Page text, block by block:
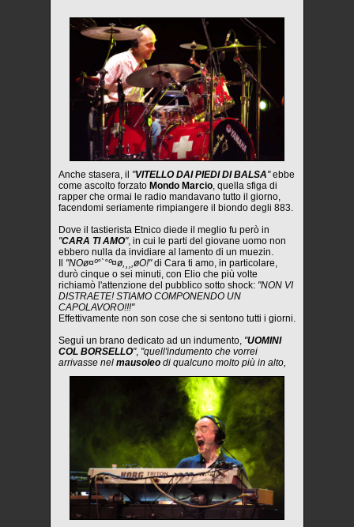
Anche stasera, il "VITELLO DAI PIEDI DI BALSA"ebbe
come ascolto forzato Mondo Marcio, quella sfiga di
rapper che ormai le radio mandavano tutto il giorno,
facendomi seriamente rimpiangere il biondo degli 883.
Dove il tastierista Etnico diede il meglio fu però in
"CARA TI AMO", in cui le parti del giovane uomo non
ebbero nulla da invidiare al lamento di un muezin.
"NOø¤º°`°º¤ø,¸¸,øO!"di Cara ti amo, in particolare,
durò cinque o sei minuti, con Elio che più volte
richiamò l'attenzione del pubblico sotto shock: "NON VI
DISTRAETE! STIAMO COMPONENDO UN
CAPOLAVORO!!!"
Effettivamente non son cose che si sentono tutti i giorni.
Seguì un brano dedicato ad un indumento, "UOMINI
COL BORSELLO", "quell'indumento che vorrei
arrivasse nel mausoleo di qualcuno molto più in alto,